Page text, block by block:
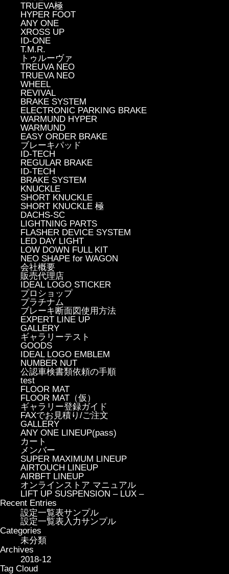
TRUEVA極
HYPER FOOT
ANY ONE
XROSS UP
ID-ONE
T.M.R.
トゥルーヴァ
TREUVA NEO
TRUEVA NEO
WHEEL
REVIVAL
BRAKE SYSTEM
ELECTRONIC PARKING BRAKE
WARMUND HYPER
WARMUND
EASY ORDER BRAKE
ブレーキパッド
ID-TECH
REGULAR BRAKE
ID-TECH
BRAKE SYSTEM
KNUCKLE
SHORT KNUCKLE
SHORT KNUCKLE 極
DACHS-SC
LIGHTNING PARTS
FLASHER DEVICE SYSTEM
LED DAY LIGHT
LOW DOWN FULL KIT
NEO SHAPE for WAGON
会社概要
販売代理店
IDEAL LOGO STICKER
プロショップ
プラチナム
ブレーキ断面図使用方法
EXPERT LINE UP
GALLERY
ギャラリーテスト
GOODS
IDEAL LOGO EMBLEM
NUMBER NUT
公認車検書類依頼の手順
test
FLOOR MAT
FLOOR MAT（仮）
ギャラリー登録ガイド
FAXでお見積り/ご注文
GALLERY
ANY ONE LINEUP(pass)
カート
メンバー
SUPER MAXIMUM LINEUP
AIRTOUCH LINEUP
AIRBFT LINEUP
オンラインストア マニュアル
LIFT UP SUSPENSION – LUX –
Recent Entries
設定一覧表サンプル
設定一覧表入力サンプル
Categories
未分類
Archives
2018-12
Tag Cloud